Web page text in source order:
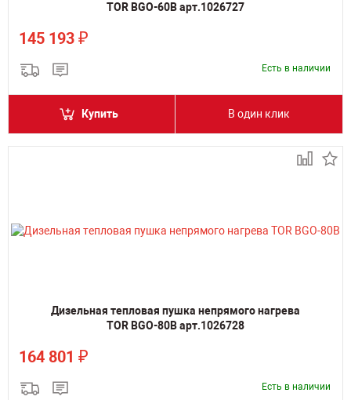
TOR BGO-60B арт.1026727
145 193 ₽
Есть в наличии
Купить В один клик
Дизельная тепловая пушка непрямого нагрева
TOR BGO-80B арт.1026728
164 801 ₽
Есть в наличии